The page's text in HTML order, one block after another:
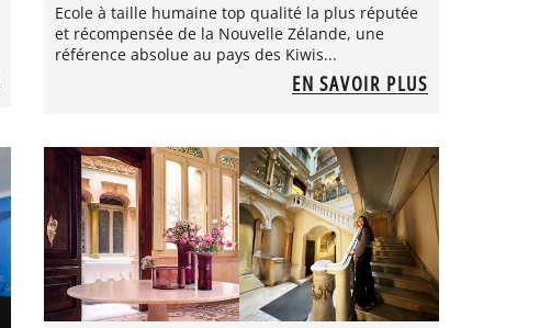
Ecole à taille humaine top qualité la plus réputée
et récompensée de la Nouvelle Zélande, une
référence absolue au pays des Kiwis...
EN SAVOIR PLUS